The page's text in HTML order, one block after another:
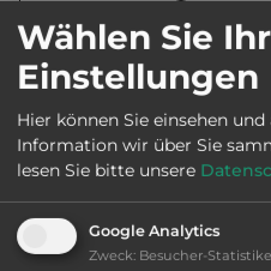
Telefon:
Wählen Sie
Einstellungen
Hier können Sie einsehen und
Information wir über Sie
lesen Sie bitte unsere
Google Analytics
Zweck: Besucher-